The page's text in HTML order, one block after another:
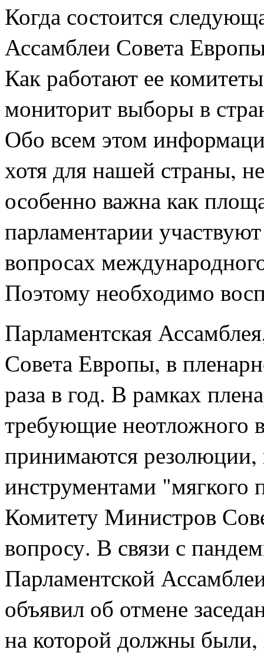
Когда состоится
Ассамблеи Совета
Как работают ее
мониторит выборы в
Обо всем этом
хотя для нашей страны,
особенно важна как
парламентарии
вопросах
Поэтому необходимо
Парламентская
Совета Европы, в
раза в год. В рамках
требующие неотложного
принимаются резолюции,
инструментами "мягкого
Комитету Министров
вопросу. В связи с
Парламентской
объявил об отмене
на которой должны были,